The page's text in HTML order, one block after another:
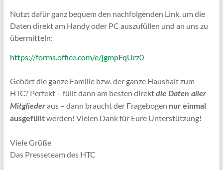
Nutzt dafür ganz bequem den nachfolgenden Link, um die
Daten direkt am Handy oder PC auszufüllen und an uns zu
übermitteln:
https://forms.office.com/e/jgmpFqUrz0
Gehört die ganze Familie bzw. der ganze Haushalt zum
HTC? Perfekt – füllt dann am besten direktdie Daten aller
Mitgliederaus – dann braucht der Fragebogen nur einmal
ausgefülltwerden! Vielen Dank für Eure Unterstützung!
Viele Grüße
Das Presseteam des HTC